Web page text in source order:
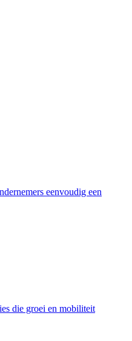
eenvoudig een
die groei en mobiliteit